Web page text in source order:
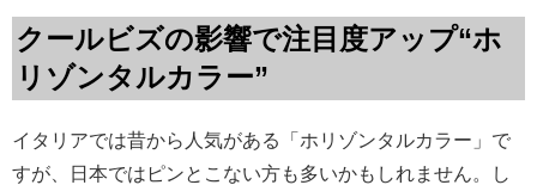
クールビズの影響で注目度アップ“ホ
リゾンタルカラー”
イタリアでは昔から人気がある「ホリゾンタルカラー」で
すが、日本ではピンとこない方も多いかもしれません。し